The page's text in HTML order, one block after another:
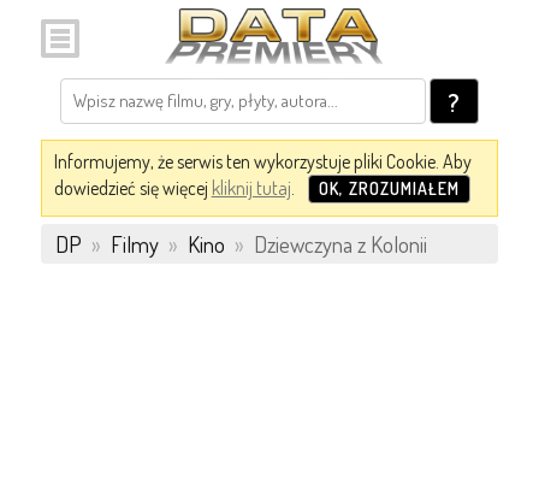
?
Informujemy, że serwis ten wykorzystuje pliki Cookie. Aby
dowiedzieć się więcej kliknij tutaj. OK, ZROZUMIAŁEM
DP » Filmy » Kino » Dziewczyna z Kolonii